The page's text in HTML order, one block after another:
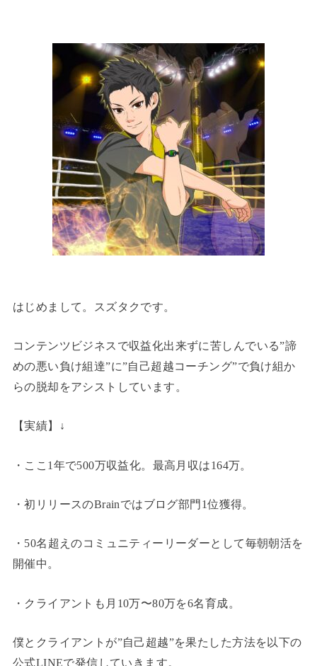
はじめまして。スズタクです。
コンテンツビジネスで収益化出来ずに苦しんでいる”諦
めの悪い負け組達”に”自己超越コーチング”で負け組か
らの脱却をアシストしています。
【実績】↓
・ここ1年で500万収益化。最高月収は164万。
・初リリースのBrainではブログ部門1位獲得。
・50名超えのコミュニティーリーダーとして毎朝朝活を
開催中。
・クライアントも月10万〜80万を6名育成。
僕とクライアントが”自己超越”を果たした方法を以下の
公式LINEで発信していきます。